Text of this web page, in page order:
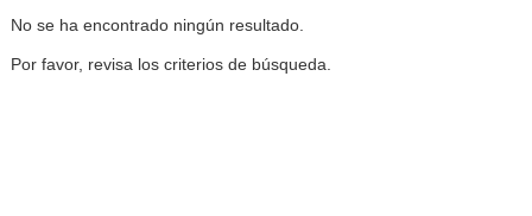
No se ha encontrado ningún resultado.
Por favor, revisa los criterios de búsqueda.